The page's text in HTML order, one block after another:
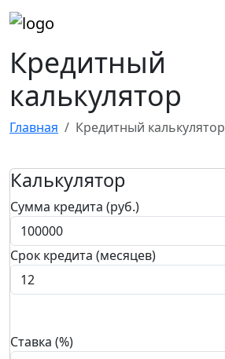
Кредитный
калькулятор
Главная Кредитный калькулятор
Калькулятор
Сумма кредита (руб.)
Срок кредита (месяцев)
Ставка (%)